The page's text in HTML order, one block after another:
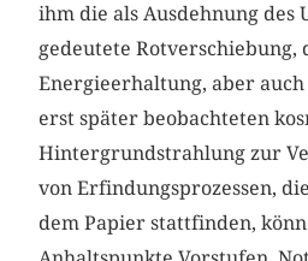
ihm die als Ausdehnung des
gedeutete Rotverschiebung,
Energieerhaltung, aber
erst später beobachteten
Hintergrundstrahlung zur
von Erfindungsprozessen,
dem Papier stattfinden,